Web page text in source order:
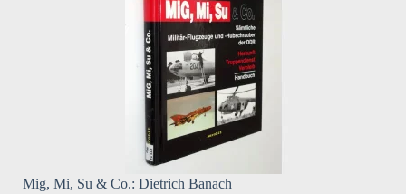
Mig, Mi, Su & Co.: Dietrich Banach